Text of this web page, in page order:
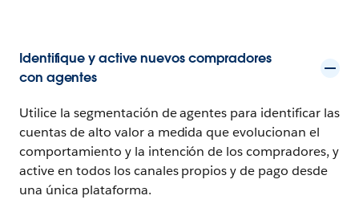
Identifique y active nuevos compradores
con agentes
Utilice la segmentación de agentes para identificar las
cuentas de alto valor a medida que evolucionan el
comportamiento y la intención de los compradores, y
active en todos los canales propios y de pago desde
una única plataforma.